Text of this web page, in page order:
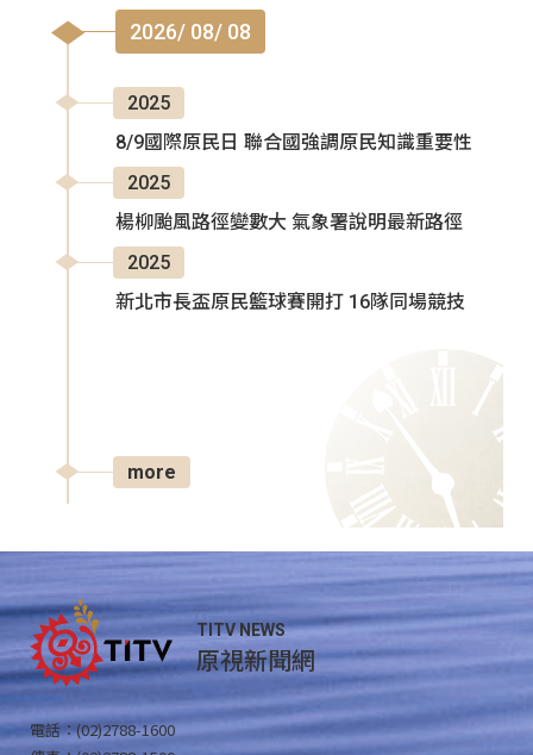
2026/ 08/ 08
2025
8/9國際原民日 聯合國強調原民知識重要性
2025
楊柳颱風路徑變數大 氣象署說明最新路徑
2025
新北市長盃原民籃球賽開打 16隊同場競技
more
TITV NEWS
原視新聞網
電話：(02)2788-1600